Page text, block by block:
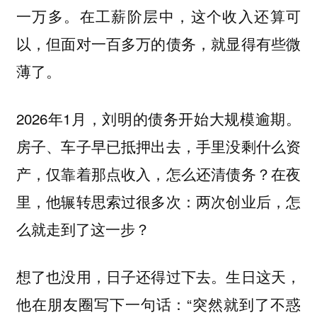
一万多。在工薪阶层中，这个收入还算可
以，但面对一百多万的债务，就显得有些微
薄了。
2026年1月，刘明的债务开始大规模逾期。
房子、车子早已抵押出去，手里没剩什么资
产，仅靠着那点收入，怎么还清债务？在夜
里，他辗转思索过很多次：两次创业后，怎
么就走到了这一步？
想了也没用，日子还得过下去。生日这天，
他在朋友圈写下一句话：“突然就到了不惑